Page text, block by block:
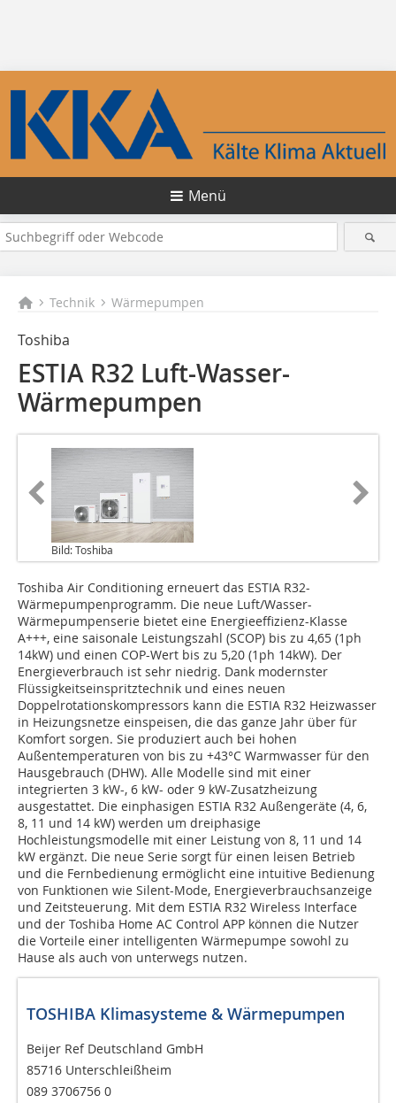
Menü
Technik Wärmepumpen
Toshiba
ESTIA R32 Luft-Wasser-
Wärmepumpen
Bild: Toshiba
Toshiba Air Conditioning erneuert das ESTIA R32-
Wärmepumpenprogramm. Die neue Luft/Wasser-
Wärmepumpenserie bietet eine Energieeffizienz-Klasse
A+++, eine saisonale Leistungszahl (SCOP) bis zu 4,65 (1ph
14kW) und einen COP-Wert bis zu 5,20 (1ph 14kW). Der
Energieverbrauch ist sehr niedrig. Dank modernster
Flüssigkeitseinspritztechnik und eines neuen
Doppelrotationskompressors kann die ESTIA R32 Heizwasser
in Heizungsnetze einspeisen, die das ganze Jahr über für
Komfort sorgen. Sie produziert auch bei hohen
Außentemperaturen von bis zu +43°C Warmwasser für den
Hausgebrauch (DHW). Alle Modelle sind mit einer
integrierten 3 kW-, 6 kW- oder 9 kW-Zusatzheizung
ausgestattet. Die einphasigen ESTIA R32 Außengeräte (4, 6,
8, 11 und 14 kW) werden um dreiphasige
Hochleistungsmodelle mit einer Leistung von 8, 11 und 14
kW ergänzt. Die neue Serie sorgt für einen leisen Betrieb
und die Fernbedienung ermöglicht eine intuitive Bedienung
von Funktionen wie Silent-Mode, Energieverbrauchsanzeige
und Zeitsteuerung. Mit dem ESTIA R32 Wireless Interface
und der Toshiba Home AC Control APP können die Nutzer
die Vorteile einer intelligenten Wärmepumpe sowohl zu
Hause als auch von unterwegs nutzen.
TOSHIBA Klimasysteme & Wärmepumpen
Beijer Ref Deutschland GmbH
85716 Unterschleißheim
089 3706756 0